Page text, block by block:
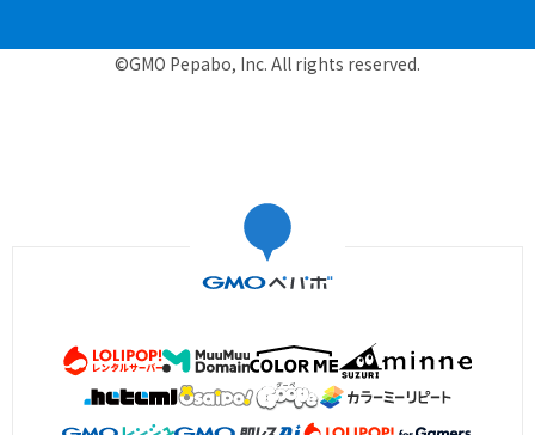
©GMO Pepabo, Inc. All rights reserved.